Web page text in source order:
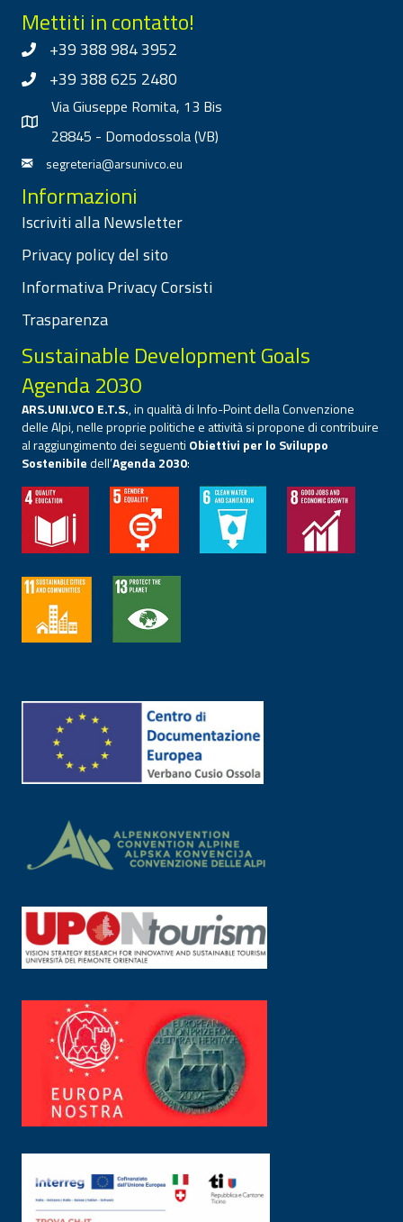
Mettiti in contatto!
+39 388 984 3952
+39 388 625 2480
Via Giuseppe Romita, 13 Bis
28845 - Domodossola (VB)
segreteria@arsunivco.eu
Informazioni
Iscriviti alla Newsletter
Privacy policy del sito
Informativa Privacy Corsisti
Trasparenza
Sustainable Development Goals
Agenda 2030
ARS.UNI.VCO E.T.S., in qualità di Info-Point della Convenzione
delle Alpi, nelle proprie politiche e attività si propone di contribuire
al raggiungimento dei seguenti Obiettivi per lo Sviluppo
Sostenibiledell’Agenda 2030: